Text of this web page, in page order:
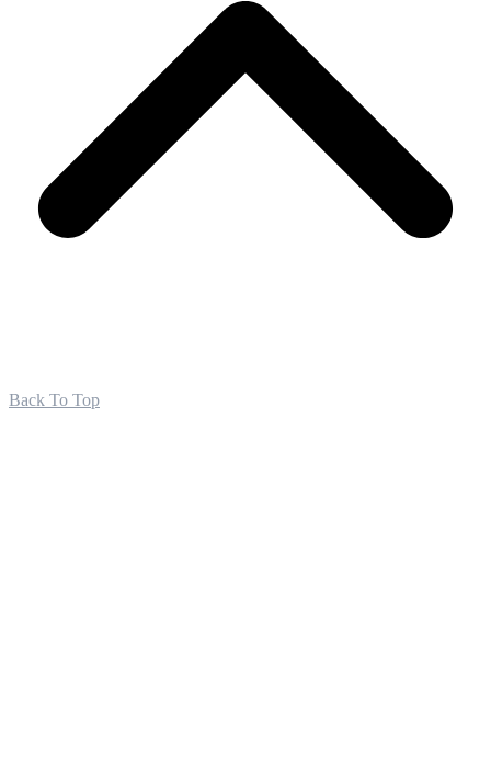
Back To Top